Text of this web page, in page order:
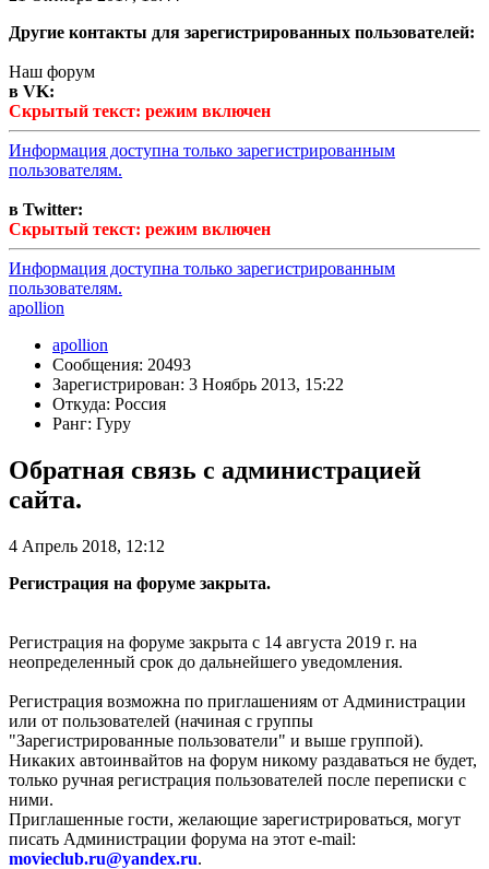
Другие контакты для зарегистрированных пользователей:
Наш форум
в VK:
Скрытый текст: режим включен
Информация доступна только зарегистрированным
пользователям.
в Twitter:
Скрытый текст: режим включен
Информация доступна только зарегистрированным
пользователям.
apollion
apollion
Сообщения: 20493
Зарегистрирован: 3 Ноябрь 2013, 15:22
Откуда: Россия
Ранг: Гуру
Обратная связь с администрацией
сайта.
4 Апрель 2018, 12:12
Регистрация на форуме закрыта.
Регистрация на форуме закрыта с 14 августа 2019 г. на
неопределенный срок до дальнейшего уведомления.
Регистрация возможна по приглашениям от Администрации
или от пользователей (начиная с группы
"Зарегистрированные пользователи" и выше группой).
Никаких автоинвайтов на форум никому раздаваться не будет,
только ручная регистрация пользователей после переписки с
ними.
Приглашенные гости, желающие зарегистрироваться, могут
писать Администрации форума на этот e-mail:
movieclub.ru@yandex.ru.